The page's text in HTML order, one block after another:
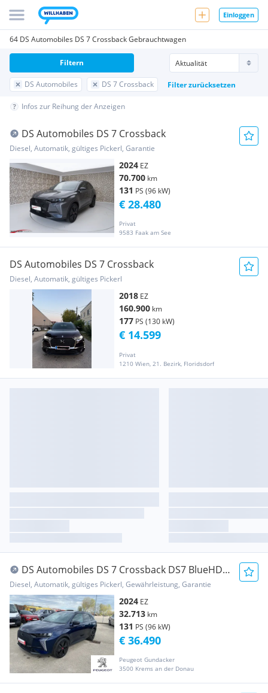
Einloggen
64 DS Automobiles DS 7 Crossback Gebrauchtwagen
DS Automobiles DS 7 Crossback Filter zurücksetzen
Filtern
Infos zur Reihung der Anzeigen
DS Automobiles DS 7 Crossback
Diesel, Automatik, gültiges Pickerl, Garantie
2024 EZ
70.700 km
131 PS (96 kW)
Privat
9583 Faak am See
€ 28.480
DS Automobiles DS 7 Crossback
Diesel, Automatik, gültiges Pickerl
2018 EZ
160.900 km
177 PS (130 kW)
Privat
1210 Wien, 21. Bezirk, Floridsdorf
€ 14.599
DS Automobiles DS 7 Crossback DS7 BlueHDi
130 Aut. Etoile
Diesel, Automatik, gültiges Pickerl, Gewährleistung, Garantie
2024 EZ
32.713 km
131 PS (96 kW)
Peugeot Gundacker
3500 Krems an der Donau
€ 36.490